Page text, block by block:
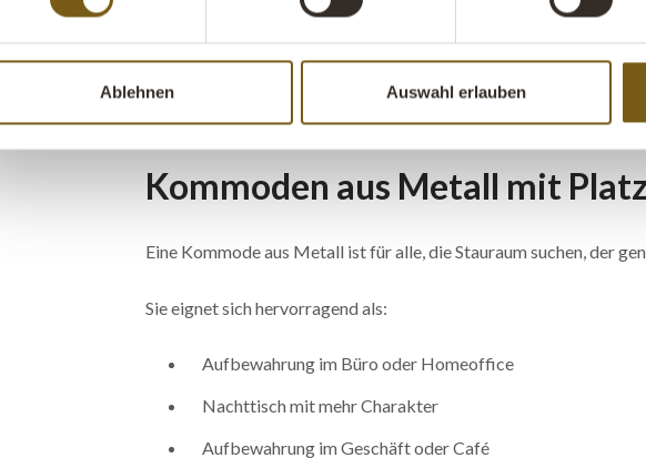
Ablehnen Auswahl erlauben
In Cafés und Restaurants dienen Vitrinenschränke sowohl als
Glasvitrine kann hinter der Bar stehen, im Servicebereich
Zuhause passt sie ebenso gut in Küche, Wohnzimmer oder Flur
Kommoden aus Metall mit
Eine Kommode aus Metall ist für alle, die Stauraum suchen, der
Sie eignet sich hervorragend als:
Aufbewahrung im Büro oder Homeoffice
Nachttisch mit mehr Charakter
Aufbewahrung im Geschäft oder Café